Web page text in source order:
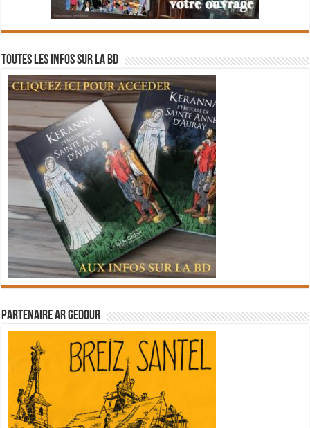
Toutes les infos sur la BD
Partenaire Ar Gedour